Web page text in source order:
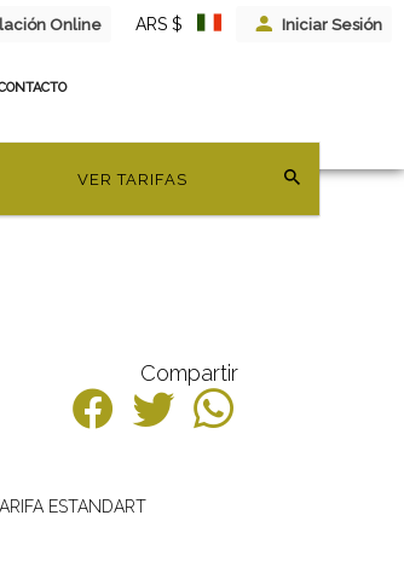
Online ARS $ Iniciar Sesión
VER TARIFAS
Compartir
ESTANDART